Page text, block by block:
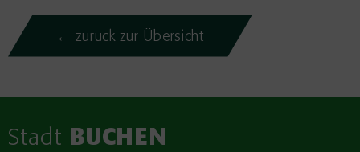
← zurück zur Übersicht
Stadt BUCHEN